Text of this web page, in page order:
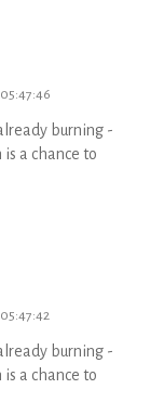
burning -
a chance to
burning -
a chance to